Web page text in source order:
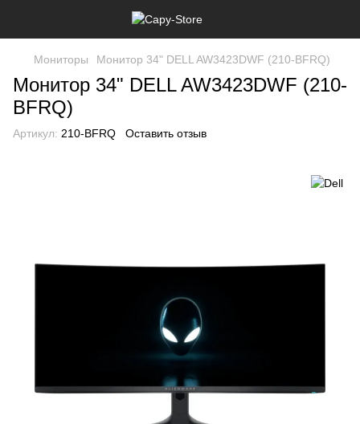
Мониторы Монитор 34" DELL AW3423DWF (210-BFRQ)
Монитор 34" DELL AW3423DWF (210-
BFRQ)
Артикул: 210-BFRQ Оставить отзыв